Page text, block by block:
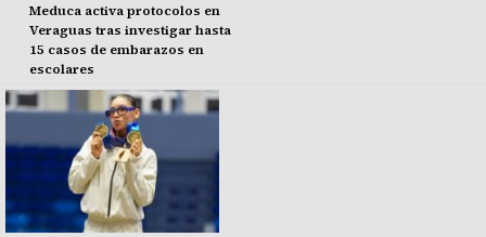
Meduca activa protocolos en
Veraguas tras investigar hasta
15 casos de embarazos en
escolares